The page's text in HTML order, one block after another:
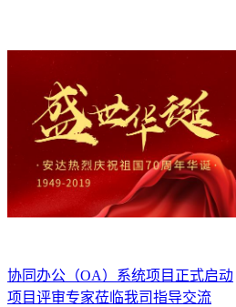
协同办公（OA）系统项目正式启动
项目评审专家莅临我司指导交流